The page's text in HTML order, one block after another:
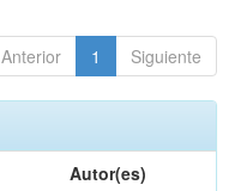
Anterior 1 Siguiente
Autor(es)